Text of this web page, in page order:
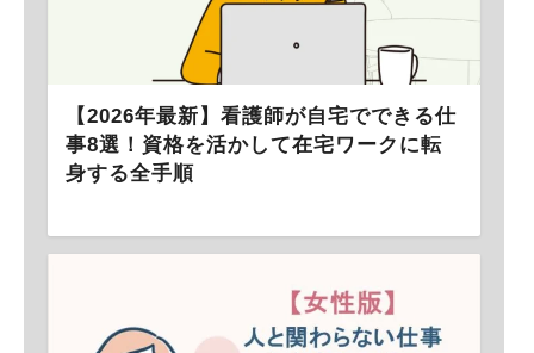
【2026年最新】看護師が自宅でできる仕
事8選！資格を活かして在宅ワークに転
身する全手順